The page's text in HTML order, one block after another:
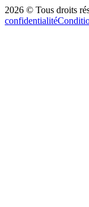
2026 © Tous droits
confidentialité